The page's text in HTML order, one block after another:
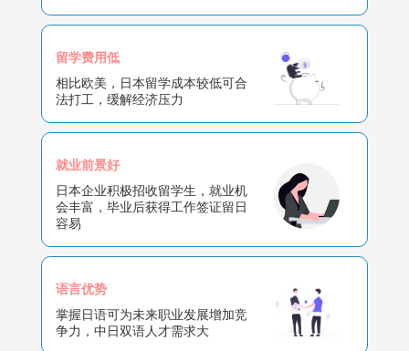
留学费用低
相比欧美，日本留学成本较低可合
法打工，缓解经济压力
就业前景好
日本企业积极招收留学生，就业机
会丰富，毕业后获得工作签证留日
容易
语言优势
掌握日语可为未来职业发展增加竞
争力，中日双语人才需求大